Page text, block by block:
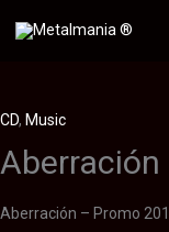
CD, Music
Aberración – Promo